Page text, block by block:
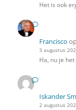
Het is ook
Francisco
3 augustus
Ha, nu je
Iskander
2 augustus